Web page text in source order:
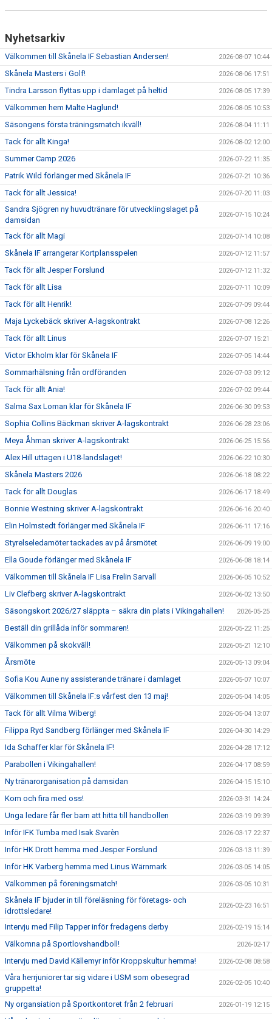
Nyhetsarkiv
Välkommen till Skånela IF Sebastian Andersen! 2026-08-07 10:44
Skånela Masters i Golf! 2026-08-06 17:51
Tindra Larsson flyttas upp i damlaget på heltid 2026-08-05 17:39
Välkommen hem Malte Haglund! 2026-08-05 10:53
Säsongens första träningsmatch ikväll! 2026-08-04 11:11
Tack för allt Kinga! 2026-08-02 12:00
Summer Camp 2026 2026-07-22 11:35
Patrik Wild förlänger med Skånela IF 2026-07-21 10:36
Tack för allt Jessica! 2026-07-20 11:03
Sandra Sjögren ny huvudtränare för utvecklingslaget på
damsidan
2026-07-15 10:24
Tack för allt Magi 2026-07-14 10:08
Skånela IF arrangerar Kortplansspelen 2026-07-12 11:57
Tack för allt Jesper Forslund 2026-07-12 11:32
Tack för allt Lisa 2026-07-11 10:09
Tack för allt Henrik! 2026-07-09 09:44
Maja Lyckebäck skriver A-lagskontrakt 2026-07-08 12:26
Tack för allt Linus 2026-07-07 15:21
Victor Ekholm klar för Skånela IF 2026-07-05 14:44
Sommarhälsning från ordföranden 2026-07-03 09:12
Tack för allt Ania! 2026-07-02 09:44
Salma Sax Loman klar för Skånela IF 2026-06-30 09:53
Sophia Collins Bäckman skriver A-lagskontrakt 2026-06-28 23:06
Meya Åhman skriver A-lagskontrakt 2026-06-25 15:56
Alex Hill uttagen i U18-landslaget! 2026-06-22 10:30
Skånela Masters 2026 2026-06-18 08:22
Tack för allt Douglas 2026-06-17 18:49
Bonnie Westning skriver A-lagskontrakt 2026-06-16 20:40
Elin Holmstedt förlänger med Skånela IF 2026-06-11 17:16
Styrelseledamöter tackades av på årsmötet 2026-06-09 19:00
Ella Goude förlänger med Skånela IF 2026-06-08 18:14
Välkommen till Skånela IF Lisa Frelin Sarvall 2026-06-05 10:52
Liv Clefberg skriver A-lagskontrakt 2026-06-02 13:50
Säsongskort 2026/27 släppta – säkra din plats i Vikingahallen! 2026-05-25
Beställ din grillåda inför sommaren! 2026-05-22 11:25
Välkommen på skokväll! 2026-05-21 12:10
Årsmöte 2026-05-13 09:04
Sofia Kou Aune ny assisterande tränare i damlaget 2026-05-07 10:07
Välkommen till Skånela IF:s vårfest den 13 maj! 2026-05-04 14:05
Tack för allt Vilma Wiberg! 2026-05-04 13:07
Filippa Ryd Sandberg förlänger med Skånela IF 2026-04-30 14:29
Ida Schaffer klar för Skånela IF! 2026-04-28 17:12
Parabollen i Vikingahallen! 2026-04-17 08:59
Ny tränarorganisation på damsidan 2026-04-15 15:10
Kom och fira med oss! 2026-03-31 14:24
Unga ledare får fler barn att hitta till handbollen 2026-03-19 09:39
Inför IFK Tumba med Isak Svarèn 2026-03-17 22:37
Inför HK Drott hemma med Jesper Forslund 2026-03-13 11:39
Inför HK Varberg hemma med Linus Wärnmark 2026-03-05 14:05
Välkommen på föreningsmatch! 2026-03-05 10:31
Skånela IF bjuder in till föreläsning för företags- och
idrottsledare!
2026-02-23 16:51
Intervju med Filip Tapper inför fredagens derby 2026-02-19 15:14
Välkomna på Sportlovshandboll! 2026-02-17
Intervju med David Källemyr inför Kroppskultur hemma! 2026-02-08 08:58
Våra herrjuniorer tar sig vidare i USM som obesegrad
gruppetta!
2026-02-05 10:40
Ny organsiation på Sportkontoret från 2 februari 2026-01-19 12:15